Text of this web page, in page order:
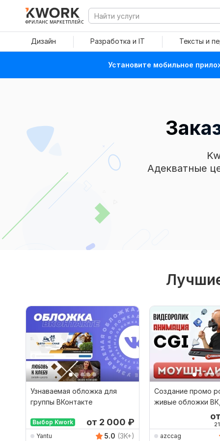
ФРИЛАНС МАРКЕТПЛЕЙС
Дизайн Разработка и IT Тексты и
Установите мобильное
Адекватные
Узнаваемая обложка для
группы ВКонтакте
Выбор Kwork от 2 000 ₽
Yantu 5.0 (3K+)
Создание промо
живые обложки
вертикальные
azccag